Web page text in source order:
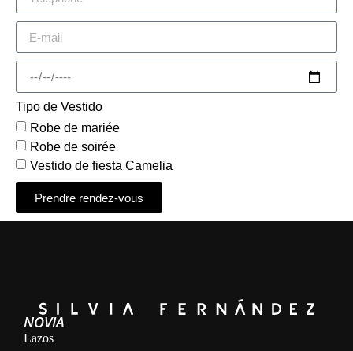
Tipo de Vestido
Robe de mariée
Robe de soirée
Vestido de fiesta Camelia
Prendre rendez-vous
Alternative:
NOVIA
Lazos